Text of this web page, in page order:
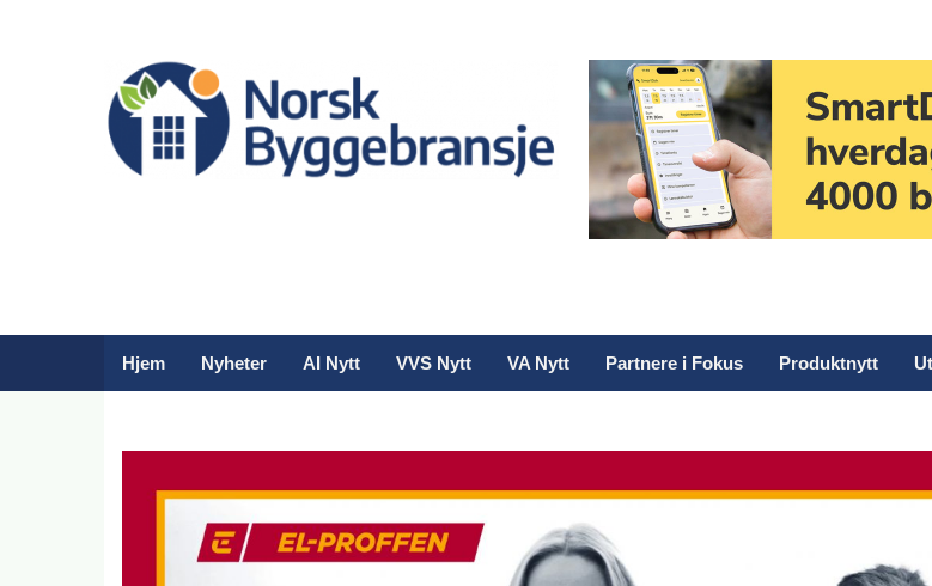
Hjem Nyheter AI Nytt VVS Nytt VA Nytt Partnere i Fokus Produktnytt